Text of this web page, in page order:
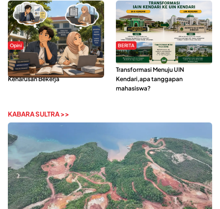
Opini
Kerasnya Kehidupan Mahasiswa di
Tengah Gempuran Tugas dan
Keharusan Bekerja
BERITA
IAIN Kendari Mantapkan
Transformasi Menuju UIN
Kendari,apa tanggapan
mahasiswa?
KABARA SULTRA >>